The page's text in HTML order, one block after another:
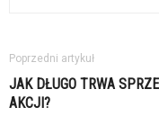
Poprzedni artykuł
JAK DŁUGO TRWA
AKCJI?